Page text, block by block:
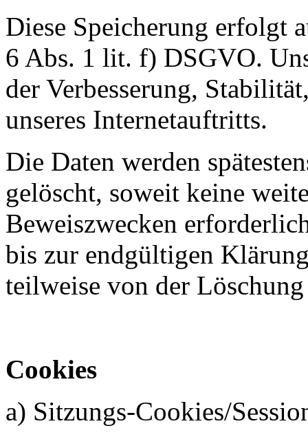
Diese Speicherung erfolgt
6 Abs. 1 lit. f) DSGVO.
der Verbesserung,
unseres Internetauftritts.
Die Daten werden
gelöscht, soweit keine
Beweiszwecken
bis zur endgültigen
teilweise von der
Cookies
a) Sitzungs-Cookies/